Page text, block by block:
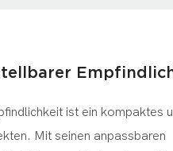
ist ein kompaktes
Mit seinen anpassbaren